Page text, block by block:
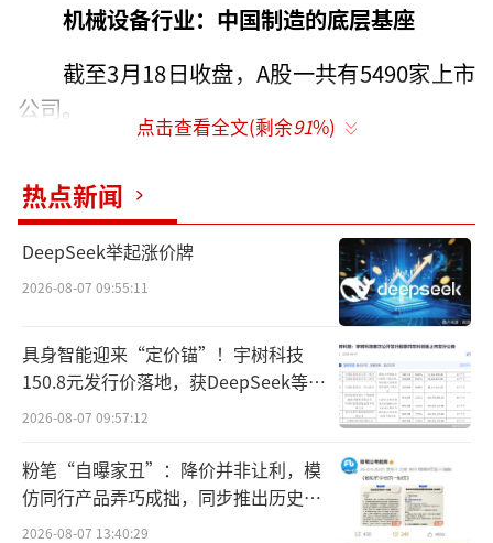
机械设备行业：中国制造的底层基座
截至3月18日收盘，A股一共有5490家上市
公司。
上市公司稳居数量第一，占全市场比重超10.
8%。这一格局由产业结构、市场主体与制度环
境共同塑造。
其一，赛道极宽、细分极多。行业覆盖通
用设备、专用设备、工程机械、仪器仪表、工
业机器人、机床工具、轴承、泵阀、光伏设备
等数十个子领域，单一细分可容纳数十至数百
家企业，呈现“大行业、小企业”的典型特
征。
点击查看全文(剩余91%)
热点新闻
DeepSeek举起涨价牌
2026-08-07 09:55:11
具身智能迎来“定价锚”！宇树科技
150.8元发行价落地，获DeepSeek等豪
华战配加持
2026-08-07 09:57:12
粉笔“自曝家丑”：降价并非让利，模
仿同行产品弄巧成拙，同步推出历史学
员退费方案
2026-08-07 13:40:29